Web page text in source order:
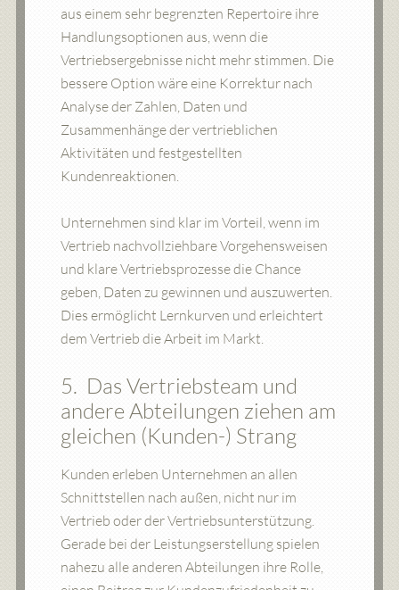
aus einem sehr begrenzten Repertoire ihre
Handlungsoptionen aus, wenn die
Vertriebsergebnisse nicht mehr stimmen. Die
bessere Option wäre eine Korrektur nach
Analyse der Zahlen, Daten und
Zusammenhänge der vertrieblichen
Aktivitäten und festgestellten
Kundenreaktionen.
Unternehmen sind klar im Vorteil, wenn im
Vertrieb nachvollziehbare Vorgehensweisen
und klare Vertriebsprozesse die Chance
geben, Daten zu gewinnen und auszuwerten.
Dies ermöglicht Lernkurven und erleichtert
dem Vertrieb die Arbeit im Markt.
5. Das Vertriebsteam und
andere Abteilungen ziehen am
gleichen (Kunden-) Strang
Kunden erleben Unternehmen an allen
Schnittstellen nach außen, nicht nur im
Vertrieb oder der Vertriebsunterstützung.
Gerade bei der Leistungserstellung spielen
nahezu alle anderen Abteilungen ihre Rolle,